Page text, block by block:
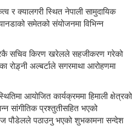
र क्यालगरी स्थित नेपाली सामुदायिक
समेतको संयोजनमा विभिन्न
सचिव किरण खरेलले सहजीकरण गरेको
रोड़्नी अल्बर्टाले सगरमाथा आरोहणमा
आयोजित कार्यक्रममा हिमाली क्षेत्रको
सांगीतिक प्रश्तुतीसहित भएको
पौडेलले पठाउनु भएको शुभकामना सन्देश